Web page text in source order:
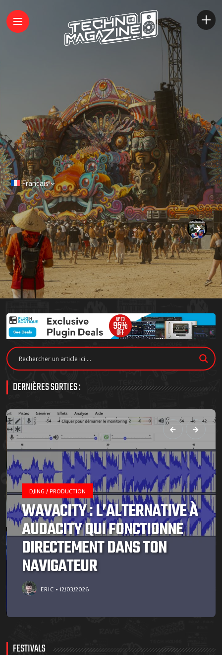
Français
DERNIÈRES SORTIES :
DJING / PRODUCTION
WAVACITY : L’ALTERNATIVE À
AUDACITY QUI FONCTIONNE
DIRECTEMENT DANS TON
NAVIGATEUR
ERIC 12/03/2026
FESTIVALS